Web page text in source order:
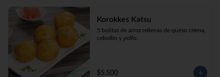
Korokkes Katsu
5 bolitas de arroz rellenas de queso crema,
cebollín y pollo.
$5.500